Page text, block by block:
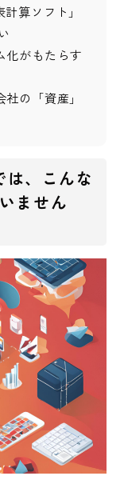
算ソフト」
化がもたらす
の「資産」
は、こんな
ません